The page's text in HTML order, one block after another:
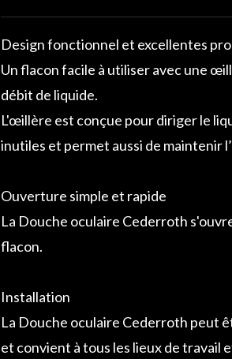
Design fonctionnel et excellentes
Un flacon facile à utiliser avec une
débit de liquide.
L'œillère est conçue pour diriger le
inutiles et permet aussi de maintenir
Ouverture simple et rapide
La Douche oculaire Cederroth
flacon.
Installation
La Douche oculaire Cederroth peut
et convient à tous les lieux de travail